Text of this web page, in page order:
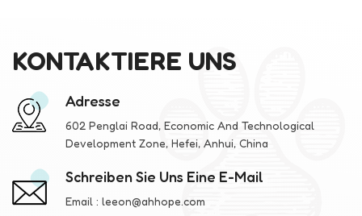
KONTAKTIERE UNS
Adresse
602 Penglai Road, Economic And Technological
Development Zone, Hefei, Anhui, China
Schreiben Sie Uns Eine E-Mail
Email : leeon@ahhope.com